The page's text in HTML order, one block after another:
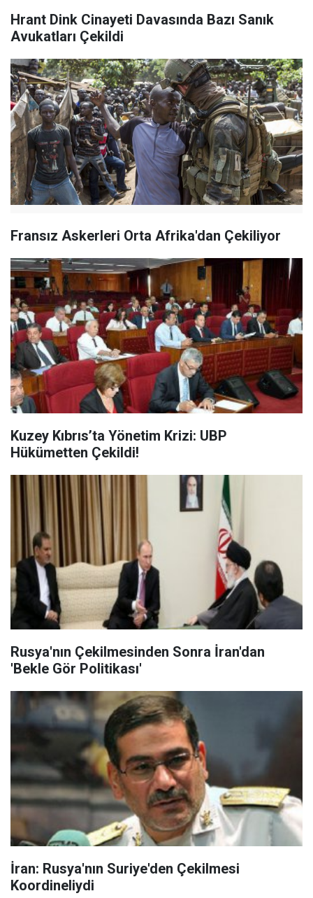
Hrant Dink Cinayeti Davasında Bazı Sanık
Avukatları Çekildi
Fransız Askerleri Orta Afrika'dan Çekiliyor
Kuzey Kıbrıs’ta Yönetim Krizi: UBP
Hükümetten Çekildi!
Rusya'nın Çekilmesinden Sonra İran'dan
'Bekle Gör Politikası'
İran: Rusya'nın Suriye'den Çekilmesi
Koordineliydi